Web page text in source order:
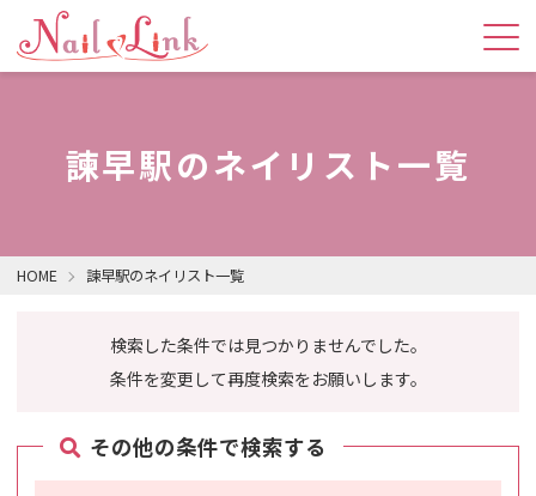
諫早駅のネイリスト一覧
HOME 諫早駅のネイリスト一覧
検索した条件では見つかりませんでした。
条件を変更して再度検索をお願いします。
その他の条件で検索する